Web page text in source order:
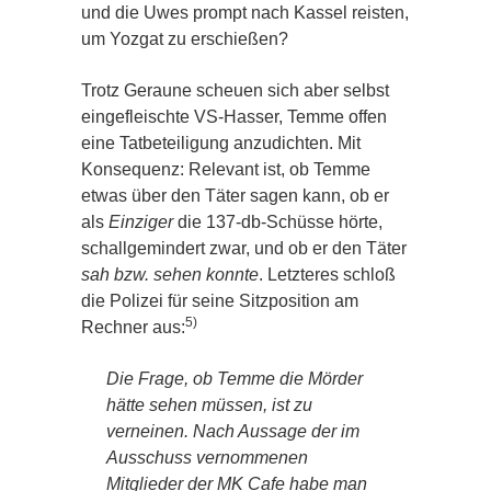
und die Uwes prompt nach Kassel reisten,
um Yozgat zu erschießen?
Trotz Geraune scheuen sich aber selbst
eingefleischte VS-Hasser, Temme offen
eine Tatbeteiligung anzudichten. Mit
Konsequenz: Relevant ist, ob Temme
etwas über den Täter sagen kann, ob er
als Einzigerdie 137-db-Schüsse hörte,
schallgemindert zwar, und ob er den Täter
sah bzw. sehen konnte. Letzteres schloß
die Polizei für seine Sitzposition am
Rechner aus:5)
Die Frage, ob Temme die Mörder
hätte sehen müssen, ist zu
verneinen. Nach Aussage der im
Ausschuss vernommenen
Mitglieder der MK Cafe habe man